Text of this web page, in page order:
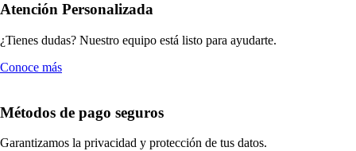
Atención Personalizada
¿Tienes dudas? Nuestro equipo está listo para ayudarte.
Conoce más
Métodos de pago seguros
Garantizamos la privacidad y protección de tus datos.